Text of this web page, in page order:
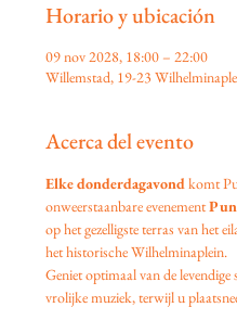
Horario y ubicación
09 nov 2028, 18:00 – 22:00
Willemstad, 19-23
Acerca del evento
Elke donderdagavond komt
onweerstaanbare evenement
op het gezelligste terras van het
het historische Wilhelminaplein.
Geniet optimaal van de levendige
vrolijke muziek, terwijl u